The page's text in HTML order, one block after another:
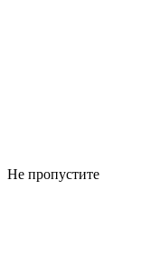
Не пропустите